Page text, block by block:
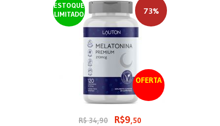
ESTOQUE
LIMITADO
OFERTA
73%
R$ 34,90 R$9,50